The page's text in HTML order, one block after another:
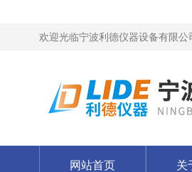
欢迎光临宁波利德仪器设备有限公
网站首页 关